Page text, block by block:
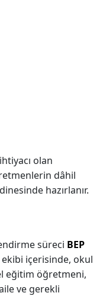
olan
dâhil
hazırlanır.
süreci BEP
ekibi içerisinde, okul
eğitim öğretmeni,
ve gerekli